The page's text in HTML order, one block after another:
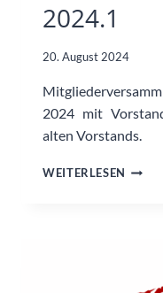
2024.1
20. August 2024
2024 mit
alten Vorstands.
WEITERLESEN